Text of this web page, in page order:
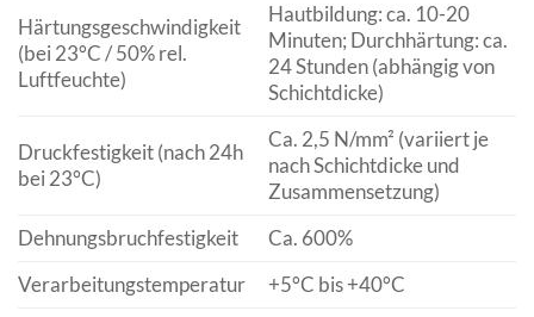
Härtungsgeschwindigkeit
(bei 23°C / 50% rel.
Luftfeuchte)
Hautbildung: ca. 10-20
Minuten; Durchhärtung: ca.
24 Stunden (abhängig von
Schichtdicke)
Druckfestigkeit (nach 24h
bei 23°C)
Ca. 2,5 N/mm² (variiert je
nach Schichtdicke und
Zusammensetzung)
Dehnungsbruchfestigkeit
Ca. 600%
Verarbeitungstemperatur
+5°C bis +40°C